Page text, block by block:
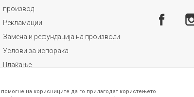
производ
Рекламации
Замена и рефундација на производи
Услови за испорака
Плаќање
на корисниците да го прилагодат користењето